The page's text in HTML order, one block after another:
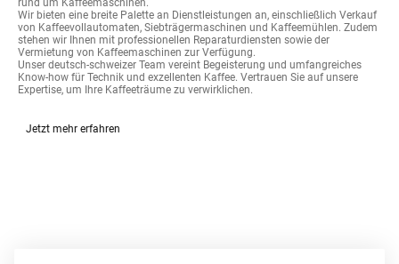
rund um Kaffeemaschinen.
Wir bieten eine breite Palette an Dienstleistungen an, einschließlich Verkauf
von Kaffeevollautomaten, Siebträgermaschinen und Kaffeemühlen. Zudem
stehen wir Ihnen mit professionellen Reparaturdiensten sowie der
Vermietung von Kaffeemaschinen zur Verfügung.
Unser deutsch-schweizer Team vereint Begeisterung und umfangreiches
Know-how für Technik und exzellenten Kaffee. Vertrauen Sie auf unsere
Expertise, um Ihre Kaffeeträume zu verwirklichen.
Jetzt mehr erfahren